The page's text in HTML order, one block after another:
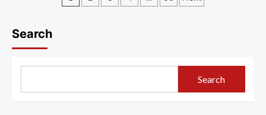
ଙ୍କ
ଫାଟକ
ସମ୍ମୁଖ
Search
Search